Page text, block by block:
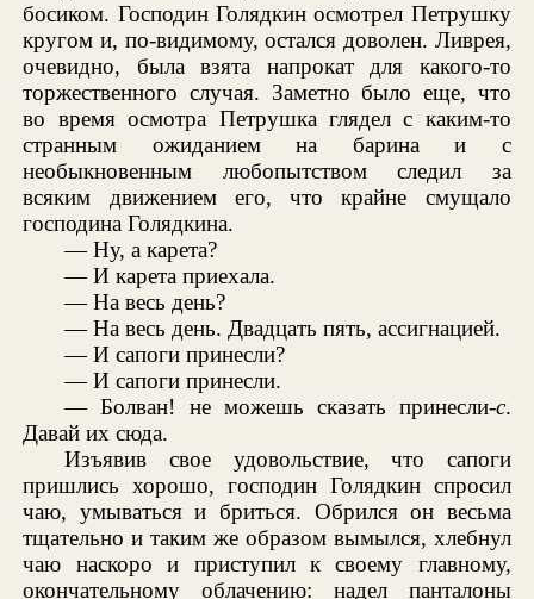
босиком. Господин Голядкин осмотрел Петрушку
кругом и, по-видимому, остался доволен. Ливрея,
очевидно, была взята напрокат для какого-то
торжественного случая. Заметно было еще, что
во время осмотра Петрушка глядел с каким-то
странным ожиданием на барина и с
необыкновенным любопытством следил за
всяким движением его, что крайне смущало
господина Голядкина.
— Ну, а карета?
— И карета приехала.
— На весь день?
— На весь день. Двадцать пять, ассигнацией.
— И сапоги принесли?
— И сапоги принесли.
— Болван! не можешь сказать принесли-с.
Давай их сюда.
Изъявив свое удовольствие, что сапоги
пришлись хорошо, господин Голядкин спросил
чаю, умываться и бриться. Обрился он весьма
тщательно и таким же образом вымылся, хлебнул
чаю наскоро и приступил к своему главному,
окончательному облачению: надел панталоны